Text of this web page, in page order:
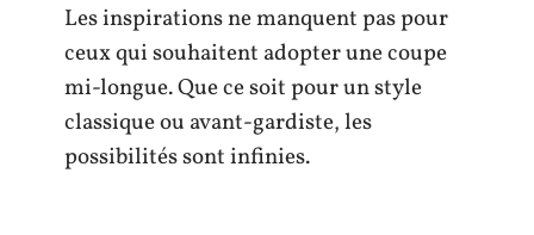
Les inspirations ne manquent pas pour
ceux qui souhaitent adopter une coupe
mi-longue. Que ce soit pour un style
classique ou avant-gardiste, les
possibilités sont infinies.